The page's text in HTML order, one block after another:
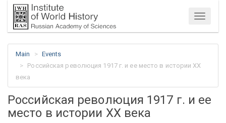
Menu
Main
Events
Российская революция 1917 г. и ее место в истории XX
века
Российская революция 1917 г. и ее
место в истории XX века